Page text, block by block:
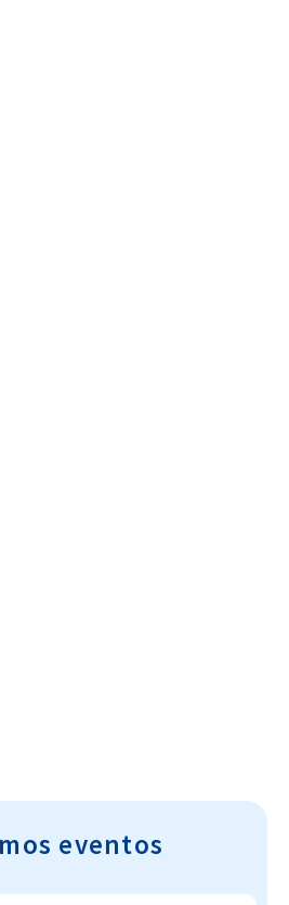
eventos